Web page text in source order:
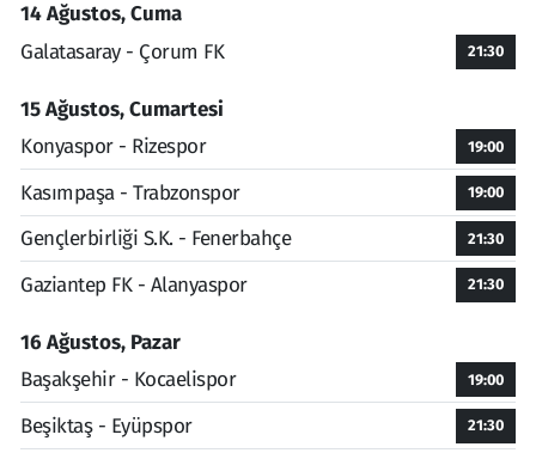
14 Ağustos, Cuma
Galatasaray - Çorum FK
21:30
15 Ağustos, Cumartesi
Konyaspor - Rizespor
19:00
Kasımpaşa - Trabzonspor 19:00
Gençlerbirliği S.K. - Fenerbahçe 21:30
Gaziantep FK - Alanyaspor 21:30
16 Ağustos, Pazar
Başakşehir - Kocaelispor
19:00
Beşiktaş - Eyüpspor 21:30